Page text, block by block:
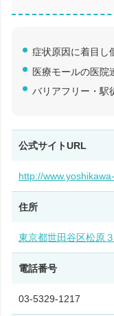
症状原因に着目し
医療モールの医院
バリアフリー・駅
公式サイトURL
http://
住所
東京都世田谷区松原
電話番号
03-5329-1217